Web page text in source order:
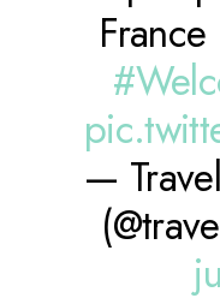
France
—